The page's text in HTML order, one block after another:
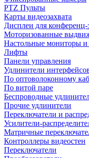
PTZ Пульты
Карты видеозахвата
Дисплеи для конференц-
Моторизованные
Настольные мониторы и
Лифты
Панели управления
Удлинители
По оптоволоконному
По витой паре
Беспроводные
Прочие удлинители
Переключатели и
Усилители-
Матричные
Контроллеры видеостен
Переключатели